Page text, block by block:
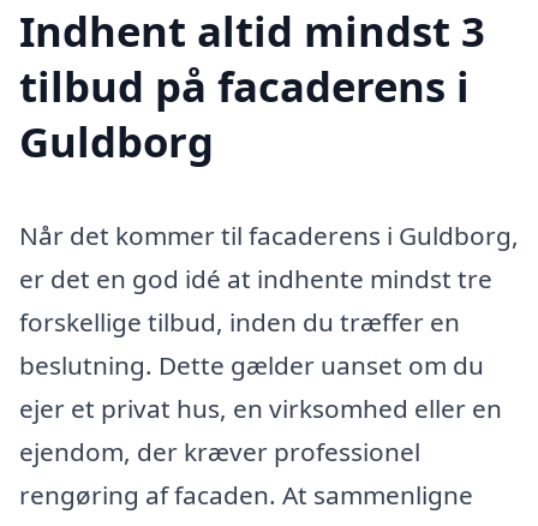
Indhent altid mindst 3
tilbud på facaderens i
Guldborg
Når det kommer til facaderens i Guldborg,
er det en god idé at indhente mindst tre
forskellige tilbud, inden du træffer en
beslutning. Dette gælder uanset om du
ejer et privat hus, en virksomhed eller en
ejendom, der kræver professionel
rengøring af facaden. At sammenligne